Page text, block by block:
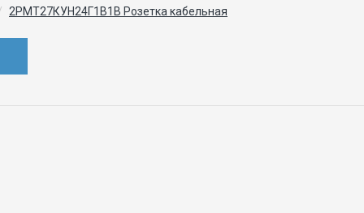
2РМТ27КУН24Г1В1В Розетка кабельная